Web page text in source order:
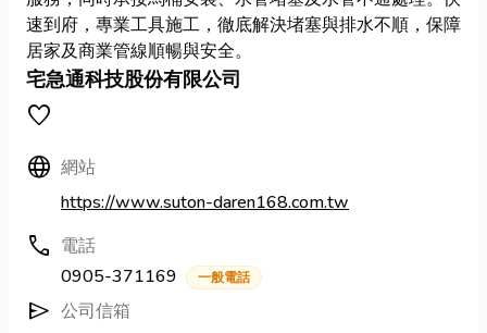
速到府，專業工具施工，徹底解決堵塞與排水不順，保障
居家及商業管線順暢與安全。
宅急通科技股份有限公司
favorite
Language 網站
https://www.suton-daren168.com.tw
call 電話
0905-371169
一般電話
send 公司信箱